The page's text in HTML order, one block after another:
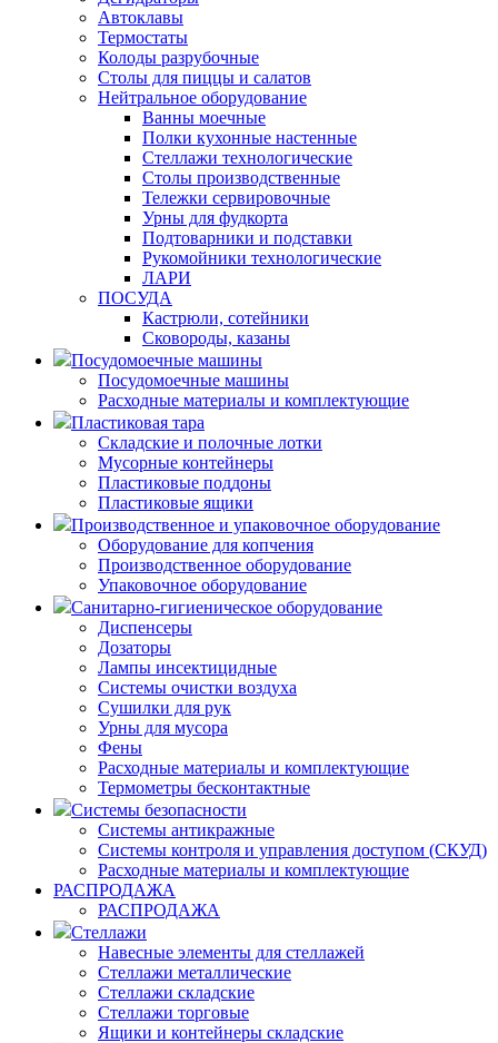
Автоклавы
Термостаты
Колоды разрубочные
Столы для пиццы и салатов
Нейтральное оборудование
Ванны моечные
Полки кухонные настенные
Стеллажи технологические
Столы производственные
Тележки сервировочные
Урны для фудкорта
Подтоварники и подставки
Рукомойники технологические
ЛАРИ
ПОСУДА
Кастрюли, сотейники
Сковороды, казаны
Посудомоечные машины
Посудомоечные машины
Расходные материалы и комплектующие
Пластиковая тара
Складские и полочные лотки
Мусорные контейнеры
Пластиковые поддоны
Пластиковые ящики
Производственное и упаковочное оборудование
Оборудование для копчения
Производственное оборудование
Упаковочное оборудование
Санитарно-гигиеническое оборудование
Диспенсеры
Дозаторы
Лампы инсектицидные
Системы очистки воздуха
Сушилки для рук
Урны для мусора
Фены
Расходные материалы и комплектующие
Термометры бесконтактные
Системы безопасности
Системы антикражные
Системы контроля и управления доступом (СКУД)
Расходные материалы и комплектующие
РАСПРОДАЖА
РАСПРОДАЖА
Стеллажи
Навесные элементы для стеллажей
Стеллажи металлические
Стеллажи складские
Стеллажи торговые
Ящики и контейнеры складские